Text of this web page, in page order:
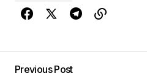
Previous Post